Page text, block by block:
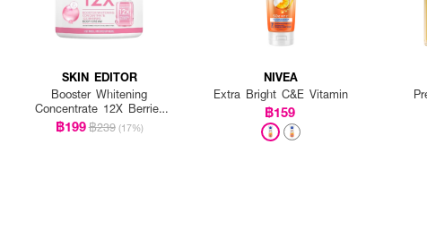
SKIN EDITOR
Booster Whitening
Concentrate 12X Berries
Body Cream
฿199฿239 (17%)
NIVEA
Extra Bright C&E Vitamin
฿159